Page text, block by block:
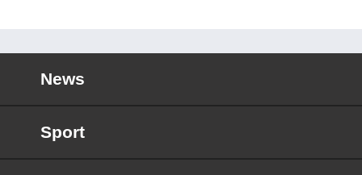
News
Sport